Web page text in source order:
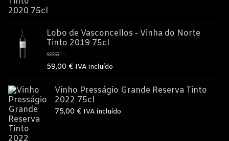
Lobo de Vasconcellos - Vinha do Norte
Tinto 2019 75cl
Avaliação
5.00de 5
59,00 € IVA incluído
Vinho Presságio Grande Reserva Tinto
2022 75cl
75,00 € IVA incluído